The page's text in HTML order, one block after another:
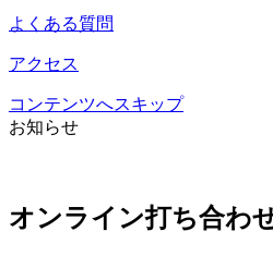
よくある質問
アクセス
コンテンツへスキップ
お知らせ
オンライン打ち合わ